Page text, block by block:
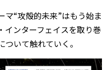
マ“攻殻的未来”はもう始ま
インターフェイスを取り巻
いて触れていく。